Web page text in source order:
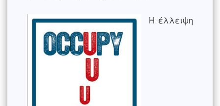
Η έλλειψη